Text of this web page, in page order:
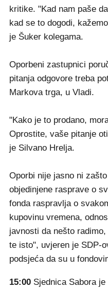
kritike. "Kad nam paše
kad se to dogodi,
je Šuker kolegama.
Oporbeni zastupnici
pitanja odgovore treba
Markova trga, u Vladi.
"Kako je to prodano,
Oprostite, vaše pitanje
je Silvano Hrelja.
Oporbi nije jasno ni
objedinjene rasprave o
fonda raspravlja o
kupovinu vremena,
javnosti da nešto
te isto", uvjeren je SDP-
podsjeća da su u
15:00 Sjednica Sabora